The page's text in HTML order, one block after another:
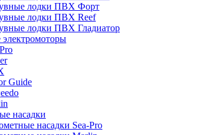
лодки ПВХ Форт
лодки ПВХ Reef
лодки ПВХ Гладиатор
Guide
насадки
насадки Sea-Pro